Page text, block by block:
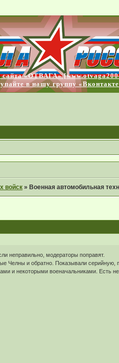
«ОТВАГА»
в нашу группу
войск » Военная автомобильная
неправильно, модераторы поправят.
Челны и обратно. Показывали
и некоторыми военачальниками.